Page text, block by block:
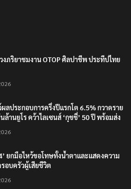
วงภริยาชมงาน OTOP ศิลปาชีพ ประทีปไทย
ผลประกอบการครึ่งปีแรกโต 6.5% กวาดราย
ยกมือไหว้ขอโทษทั้งน้ำตาและแสดงความ